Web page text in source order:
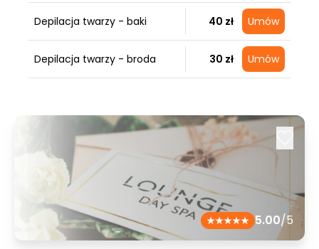
Depilacja twarzy - baki 40 zł Umów
Depilacja twarzy - broda 30 zł Umów
5.00/5